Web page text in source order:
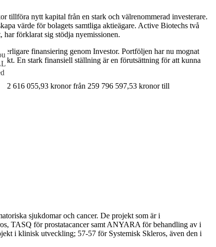
tillföra nytt kapital från en stark och välrenommerad investerare.
värde för bolagets samtliga aktieägare. Active Biotechs två
förklarat sig stödja nyemissionen.
finansiering genom Investor. Portföljen har nu mognat
En stark finansiell ställning är en förutsättning för att kunna
616 055,93 kronor från 259 796 597,53 kronor till
sjukdomar och cancer. De projekt som är i
TASQ för prostatacancer samt ANYARA för behandling av i
i klinisk utveckling; 57-57 för Systemisk Skleros, även den i